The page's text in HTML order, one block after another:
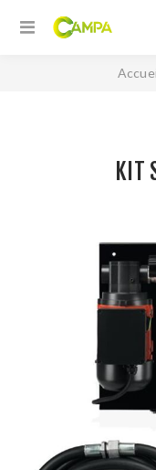
KIT